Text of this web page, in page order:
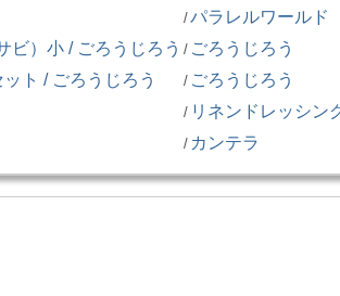
/パラレルワールド
ビ）小 / ごろうじろう / ごろうじろう
ト / ごろうじろう / ごろうじろう
/ リネンドレッシン
/ カンテラ